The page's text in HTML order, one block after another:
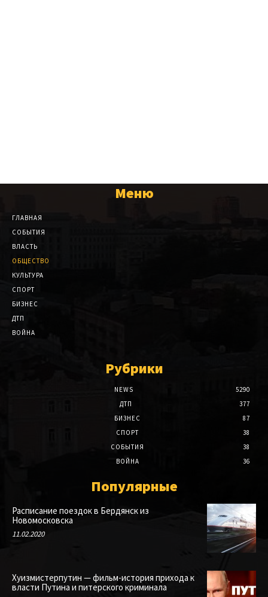
Меню
ГЛАВНАЯ
СОБЫТИЯ
ВЛАСТЬ
ОБЩЕСТВО
КУЛЬТУРА
СПОРТ
БИЗНЕС
ДТП
ВОЙНА
Рубрики
NEWS
5290
ДТП
377
БИЗНЕС
87
СПОРТ
38
СОБЫТИЯ
38
ВОЙНА
36
Популярные
Расписание поездок в Бердянск из
Новомосковска
11.02.2020
Хуизмистерпутин — фильм-история прихода к
власти Путина и питерского криминала